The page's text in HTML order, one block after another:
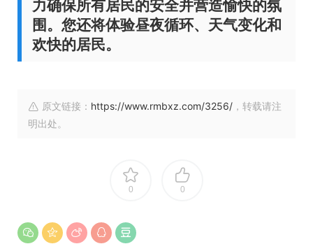
力确保所有居民的安全并营造愉快的氛
围。您还将体验昼夜循环、天气变化和
欢快的居民。
原文链接： https://www.rmbxz.com/3256/ ，转载请注
明出处。
0 0